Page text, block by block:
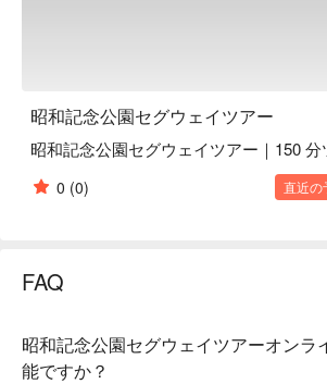
昭和記念公園セグウェイツアー
昭和記念公園セグウェイツアー｜150
0 (0) 直近の
FAQ
昭和記念公園セグウェイツアーオンラ
能ですか？